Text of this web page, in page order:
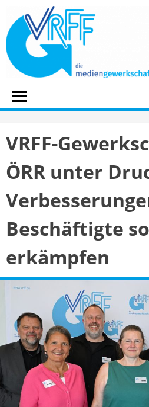
content
VRFF-
ÖRR unter
Beschäftigte
erkämpfen